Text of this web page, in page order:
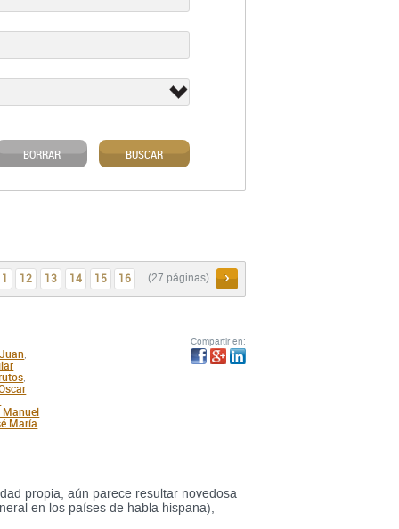
BORRAR BUSCAR
12 13 14 15 16 (27 páginas) SIGUIENTE
Manuel
María
propia, aún parece resultar novedosa
en los países de habla hispana),
Compartir en: